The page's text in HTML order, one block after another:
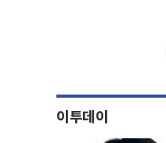
이투데이